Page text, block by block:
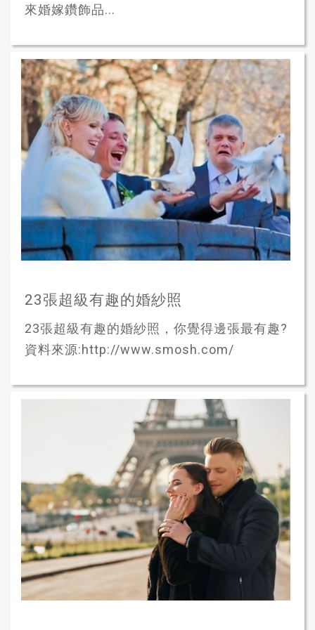
來婚嫁鑽飾品...
23張超級有趣的婚紗照
23張超級有趣的婚紗照，你覺得邊張最有趣?
資料來源:http://www.smosh.com/